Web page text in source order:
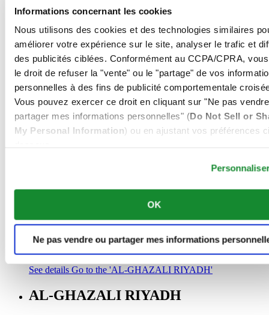
Informations concernant les cookies
Nous utilisons des cookies et des technologies similaires
améliorer votre expérience sur le site, analyser le trafic et
des publicités ciblées. Conformément au CCPA/CPRA,
le droit de refuser la "vente" ou le "partage" de vos
personnelles à des fins de publicité comportementale
Vous pouvez exercer ce droit en cliquant sur "Ne pas
partager mes informations personnelles" (Do Not Sell or
My Personal Information) ou en ajustant vos préférences
OK
Ne pas vendre ou partager mes informations
Batha
Riyadh
Arabie Saoudite
00966 1 4032968
Riyadh@al-ghazalisa.com
See details Go to the 'AL-GHAZALI RIYADH'
AL-GHAZALI RIYADH
Olaya
Riyadh
Arabie Saoudite
Go to the 'AL-GHAZALI RIYADH'
AL-GHAZALI RIYADH
Riyadh
Arabie Saoudite
See details Go to the 'AL-GHAZALI RIYADH'
AL-GHAZALI RIYADH